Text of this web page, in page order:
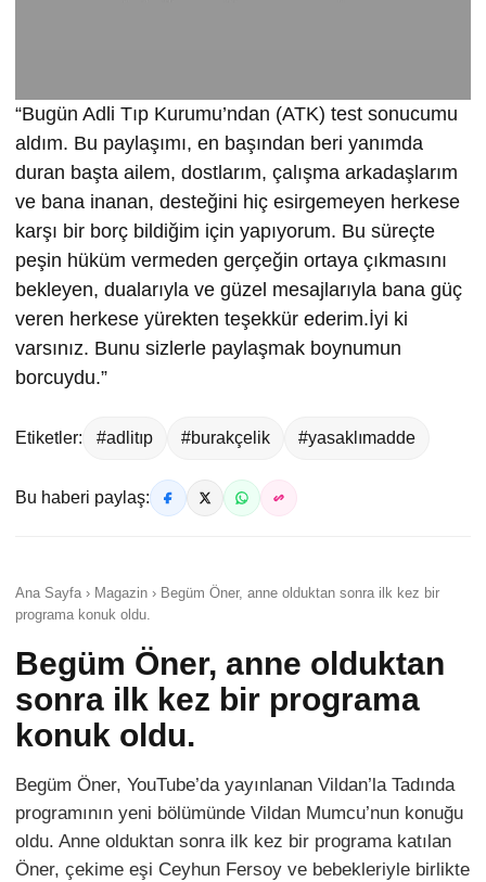
“Bugün Adli Tıp Kurumu’ndan (ATK) test sonucumu
aldım. Bu paylaşımı, en başından beri yanımda
duran başta ailem, dostlarım, çalışma arkadaşlarım
ve bana inanan, desteğini hiç esirgemeyen herkese
karşı bir borç bildiğim için yapıyorum. Bu süreçte
peşin hüküm vermeden gerçeğin ortaya çıkmasını
bekleyen, dualarıyla ve güzel mesajlarıyla bana güç
veren herkese yürekten teşekkür ederim.İyi ki
varsınız. Bunu sizlerle paylaşmak boynumun
borcuydu.”
Etiketler: #adlitıp #burakçelik #yasaklımadde
Bu haberi paylaş:
Ana Sayfa › Magazin › Begüm Öner, anne olduktan sonra ilk kez bir
programa konuk oldu.
Begüm Öner, anne olduktan
sonra ilk kez bir programa
konuk oldu.
Begüm Öner, YouTube’da yayınlanan Vildan’la Tadında
programının yeni bölümünde Vildan Mumcu’nun konuğu
oldu. Anne olduktan sonra ilk kez bir programa katılan
Öner, çekime eşi Ceyhun Fersoy ve bebekleriyle birlikte